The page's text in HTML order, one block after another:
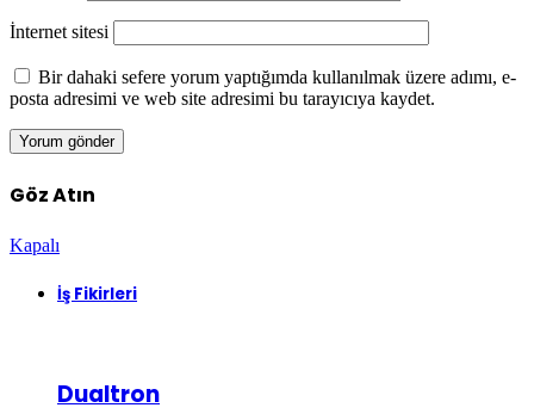
İnternet sitesi
Bir dahaki sefere yorum yaptığımda kullanılmak üzere adımı, e-
posta adresimi ve web site adresimi bu tarayıcıya kaydet.
Göz Atın
Kapalı
İş Fikirleri
Dualtron